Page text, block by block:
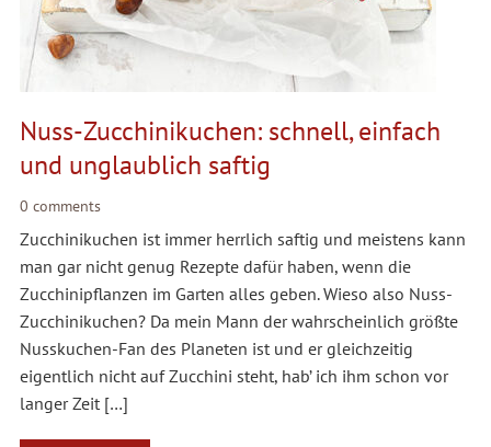
Nuss-Zucchinikuchen: schnell, einfach
und unglaublich saftig
0 comments
Zucchinikuchen ist immer herrlich saftig und meistens kann
man gar nicht genug Rezepte dafür haben, wenn die
Zucchinipflanzen im Garten alles geben. Wieso also Nuss-
Zucchinikuchen? Da mein Mann der wahrscheinlich größte
Nusskuchen-Fan des Planeten ist und er gleichzeitig
eigentlich nicht auf Zucchini steht, hab’ ich ihm schon vor
langer Zeit […]